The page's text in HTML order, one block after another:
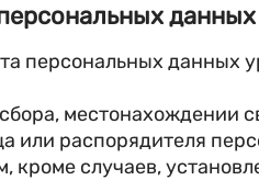
данных
персональных данных
сбора,
или распорядителя
кроме случаев,